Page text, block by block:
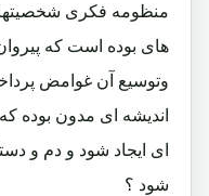
منظومه فکری
های بوده است که
وتوسیع آن غوامض
اندیشه ای مدون بوده
ای ایجاد شود و دم و
شود ؟